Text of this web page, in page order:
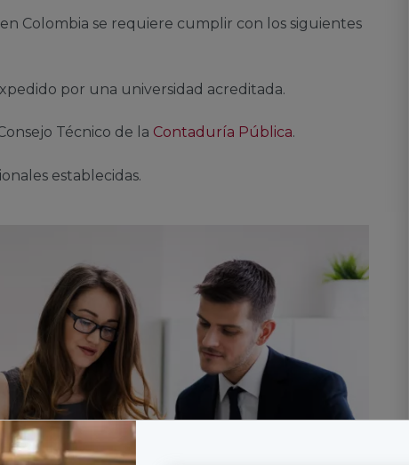
Colombia se requiere cumplir con los siguientes
por una universidad acreditada.
Técnico de la Contaduría Pública.
establecidas.